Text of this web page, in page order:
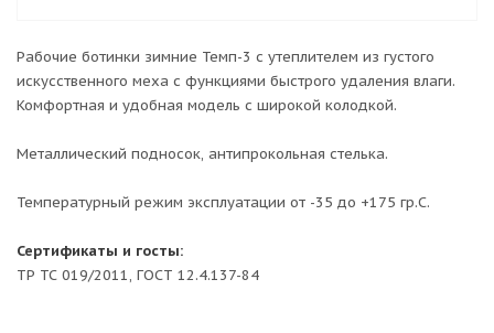
Рабочие ботинки зимние Темп-3 с утеплителем из густого
искусственного меха с функциями быстрого удаления влаги.
Комфортная и удобная модель с широкой колодкой.
Металлический подносок, антипрокольная стелька.
Температурный режим эксплуатации от -35 до +175 гр.С.
Сертификаты и госты:
ТР ТС 019/2011, ГОСТ 12.4.137-84